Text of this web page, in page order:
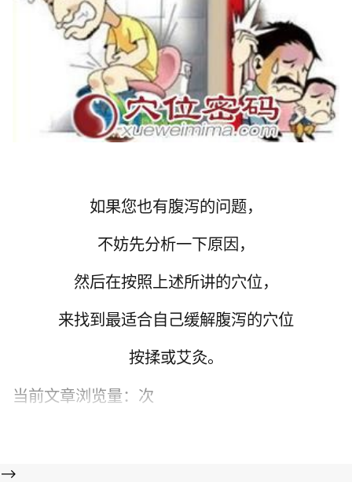
如果您也有腹泻的问题，
不妨先分析一下原因，
然后在按照上述所讲的穴位，
来找到最适合自己缓解腹泻的穴位
按揉或艾灸。
当前文章浏览量： 次
-->